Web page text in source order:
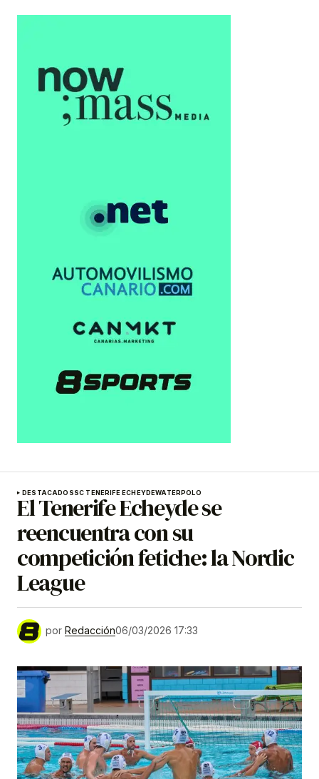
DESTACADOSSC TENERIFE ECHEYDEWATERPOLO
El Tenerife Echeyde se
reencuentra con su
competición fetiche: la Nordic
League
por Redacción06/03/2026 17:33